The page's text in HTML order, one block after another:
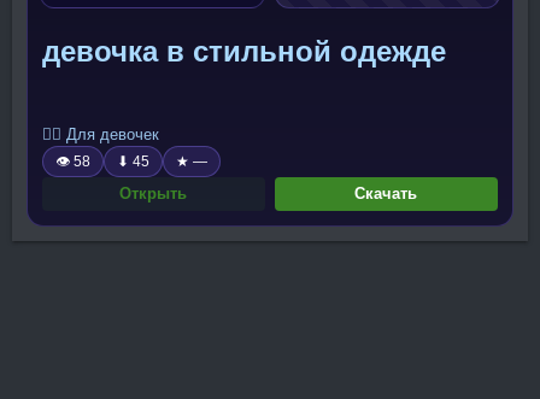
девочка в стильной одежде
🧍‍♀️ Для девочек
👁 58 ⬇ 45 ★ —
Открыть Скачать